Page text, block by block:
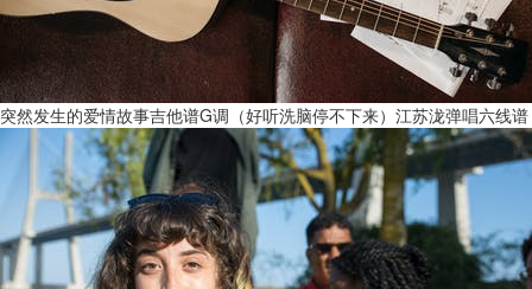
突然发生的爱情故事吉他谱G调（好听洗脑停不下来）江苏泷弹唱六线谱